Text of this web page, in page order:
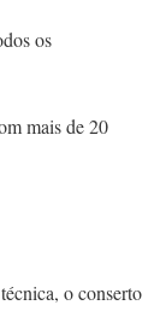
os
mais de 20
o conserto